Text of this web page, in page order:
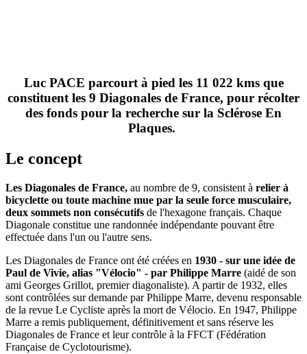
Luc PACE parcourtà pied les 11 022 kmsque
constituent les 9 Diagonales de France, pour récolter
des fonds pour la recherche sur la Sclérose En
Plaques.
Le concept
Les Diagonales de France, au nombre de 9, consistent à relier à
bicyclette ou toute machine mue par la seule force musculaire,
deux sommets non consécutifs de l'hexagone français. Chaque
Diagonale constitue une randonnée indépendante pouvant être
effectuée dans l'un ou l'autre sens.
Les Diagonales de France ont été créées en 1930 - sur une idée de
Paul de Vivie, alias "Vélocio" - par Philippe Marre (aidé de son
ami Georges Grillot, premier diagonaliste). A partir de 1932, elles
sont contrôlées sur demande par Philippe Marre, devenu responsable
de la revue Le Cycliste après la mort de Vélocio. En 1947, Philippe
Marre a remis publiquement, définitivement et sans réserve les
Diagonales de France et leur contrôle à la FFCT (Fédération
Française de Cyclotourisme).